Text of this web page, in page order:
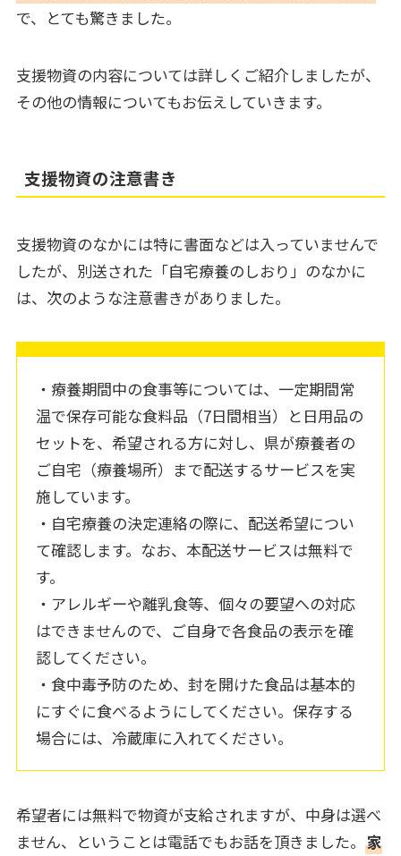
で、とても驚きました。
支援物資の内容については詳しくご紹介しましたが、
その他の情報についてもお伝えしていきます。
支援物資の注意書き
支援物資のなかには特に書面などは入っていませんで
したが、別送された「自宅療養のしおり」のなかに
は、次のような注意書きがありました。
・療養期間中の食事等については、一定期間常
温で保存可能な食料品（7日間相当）と日用品の
セットを、希望される方に対し、県が療養者の
ご自宅（療養場所）まで配送するサービスを実
施しています。
・自宅療養の決定連絡の際に、配送希望につい
て確認します。なお、本配送サービスは無料で
す。
・アレルギーや離乳食等、個々の要望への対応
はできませんので、ご自身で各食品の表示を確
認してください。
・食中毒予防のため、封を開けた食品は基本的
にすぐに食べるようにしてください。保存する
場合には、冷蔵庫に入れてください。
希望者には無料で物資が支給されますが、中身は選べ
ません、ということは電話でもお話を頂きました。 家